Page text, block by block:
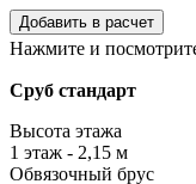
Добавить в расчет
Нажмите и
Сруб стандарт
Высота этажа
1 этаж - 2,15 м
Обвязочный брус